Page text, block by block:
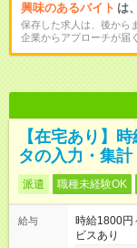
興味のあるバイト は
保存した求人は、後から
企業からアプローチが届
【在宅あり】
タの入力・集
派遣 職種未経験OK
給与
時給1800
ビスあり